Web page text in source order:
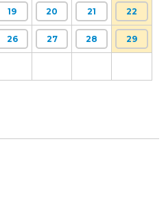
19 20 21 22
26 27 28 29